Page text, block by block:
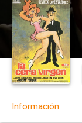
Información